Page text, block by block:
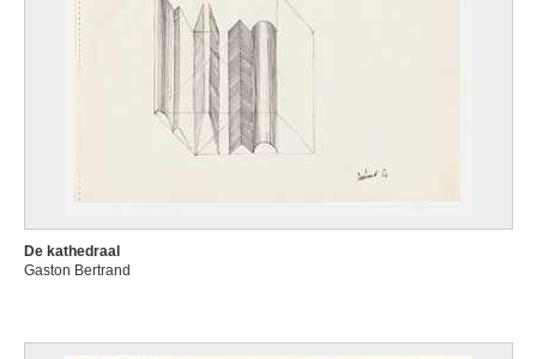
De kathedraal
Gaston Bertrand